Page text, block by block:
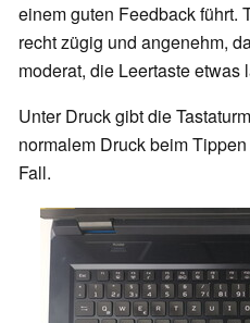
einem guten Feedback führt.
recht zügig und angenehm,
moderat, die Leertaste etwas
Unter Druck gibt die
normalem Druck beim
Fall.